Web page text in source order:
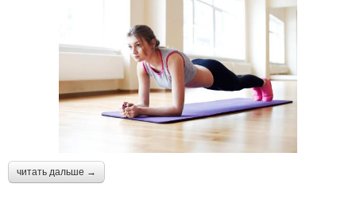
читать дальше →